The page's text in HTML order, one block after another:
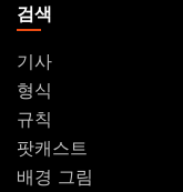
검색
기사
형식
규칙
팟캐스트
배경 그림